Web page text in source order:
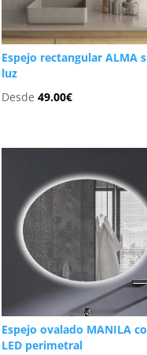
Espejo rectangular ALMA
luz
Desde49.00€
Espejo ovalado MANILA
LED perimetral